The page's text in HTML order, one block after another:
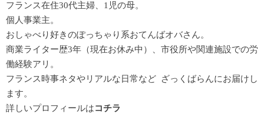
フランス在住30代主婦、1児の母。
個人事業主。
おしゃべり好きのぽっちゃり系おてんばオバさん。
商業ライター歴3年（現在お休み中）、市役所や関連施設での労
働経験アリ。
フランス時事ネタやリアルな日常など ざっくばらんにお届けし
ます。
詳しいプロフィールはコチラ